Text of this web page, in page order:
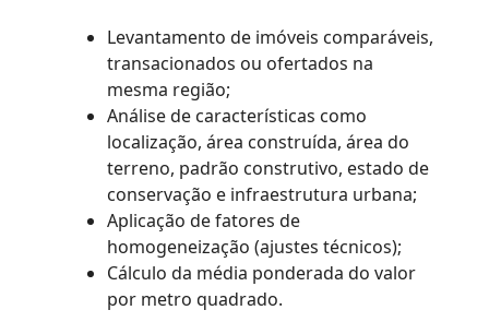
Levantamento de imóveis comparáveis,
transacionados ou ofertados na
mesma região;
Análise de características como
localização, área construída, área do
terreno, padrão construtivo, estado de
conservação e infraestrutura urbana;
Aplicação de fatores de
homogeneização (ajustes técnicos);
Cálculo da média ponderada do valor
por metro quadrado.